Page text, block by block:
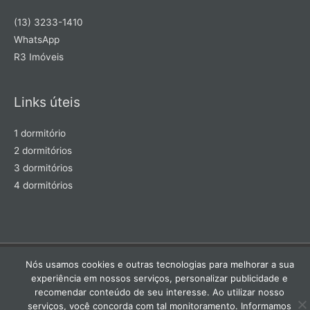
(13) 3233-1410
WhatsApp
R3 Imóveis
Links úteis
1 dormitório
2 dormitórios
3 dormitórios
4 dormitórios
Nós usamos cookies e outras tecnologias para melhorar a sua
experiência em nossos serviços, personalizar publicidade e
recomendar conteúdo de seu interesse. Ao utilizar nosso
serviços, você concorda com tal monitoramento. Informamos